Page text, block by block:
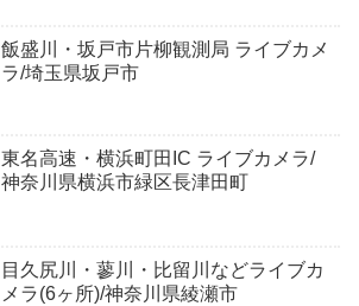
飯盛川・坂戸市片柳観測局 ライブカメ
ラ/埼玉県坂戸市
東名高速・横浜町田IC ライブカメラ/
神奈川県横浜市緑区長津田町
目久尻川・蓼川・比留川などライブカ
メラ(6ヶ所)/神奈川県綾瀬市